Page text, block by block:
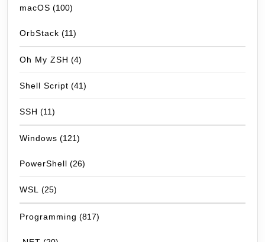
macOS (100)
OrbStack (11)
Oh My ZSH (4)
Shell Script (41)
SSH (11)
Windows (121)
PowerShell (26)
WSL (25)
Programming (817)